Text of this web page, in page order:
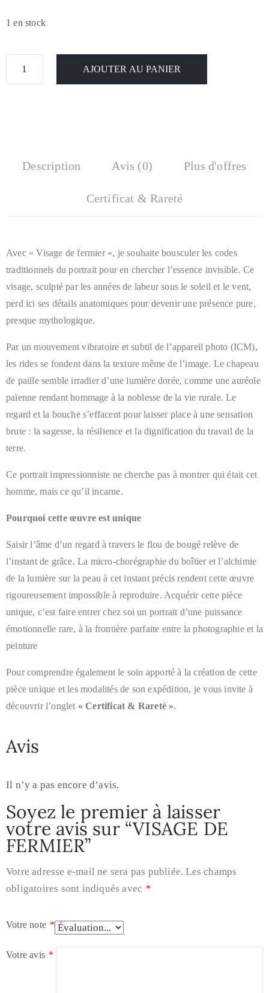
1 en stock
AJOUTER AU PANIER
Description Avis (0) Plus d'offres
Certificat & Rareté
Avec « Visage de fermier », je souhaite bousculer les codes
traditionnels du portrait pour en chercher l’essence invisible. Ce
visage, sculpté par les années de labeur sous le soleil et le vent,
perd ici ses détails anatomiques pour devenir une présence pure,
presque mythologique.
Par un mouvement vibratoire et subtil de l’appareil photo (ICM),
les rides se fondent dans la texture même de l’image. Le chapeau
de paille semble irradier d’une lumière dorée, comme une auréole
païenne rendant hommage à la noblesse de la vie rurale. Le
regard et la bouche s’effacent pour laisser place à une sensation
brute : la sagesse, la résilience et la dignification du travail de la
terre.
Ce portrait impressionniste ne cherche pas à montrer qui était cet
homme, mais ce qu’il incarne.
Pourquoi cette œuvre est unique
Saisir l’âme d’un regard à travers le flou de bougé relève de
l’instant de grâce. La micro-chorégraphie du boîtier et l’alchimie
de la lumière sur la peau à cet instant précis rendent cette œuvre
rigoureusement impossible à reproduire. Acquérir cette pièce
unique, c’est faire entrer chez soi un portrait d’une puissance
émotionnelle rare, à la frontière parfaite entre la photographie et la
peinture
Pour comprendre également le soin apporté à la création de cette
pièce unique et les modalités de son expédition, je vous invite à
découvrir l’onglet « Certificat & Rareté ».
Avis
Il n’y a pas encore d’avis.
Soyez le premier à laisser
votre avis sur “VISAGE DE
FERMIER”
Votre adresse e-mail ne sera pas publiée. Les champs
obligatoires sont indiqués avec *
Votre note *
Votre avis *